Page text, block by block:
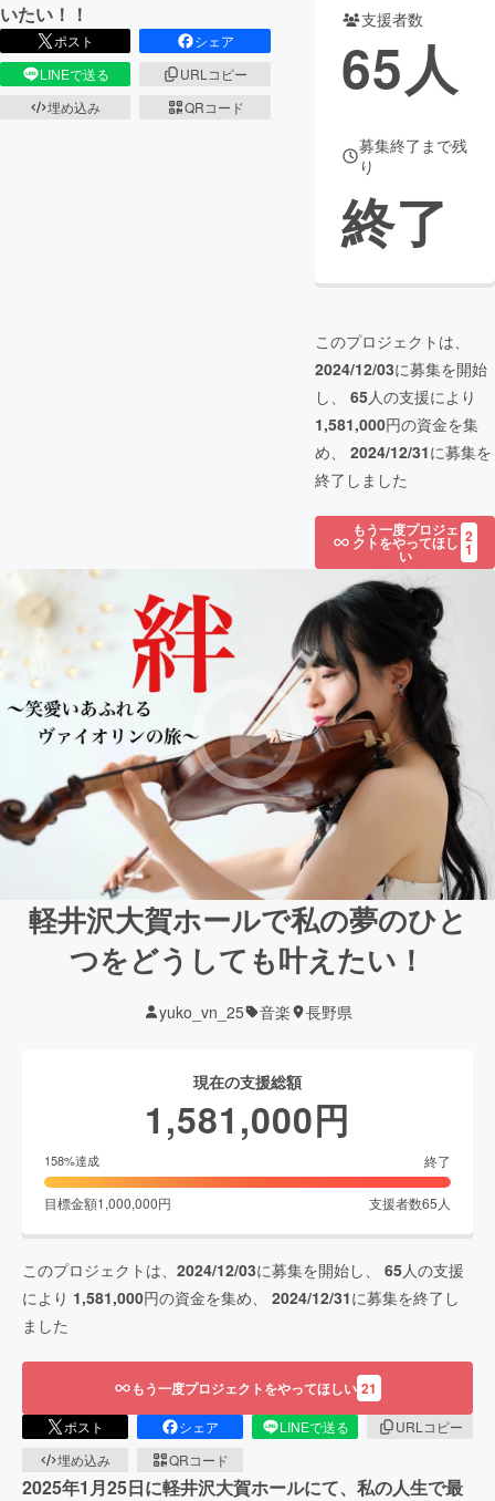
いたい！！
ポスト
シェア
LINEで送る
URLコピー
埋め込み
QRコード
支援者数
65人
募集終了まで残
り
終了
このプロジェクトは、
2024/12/03に募集を開始
し、 65人の支援により
1,581,000円の資金を集
め、 2024/12/31に募集を
終了しました
もう一度プロジェ
クトをやってほし
い
2
1
軽井沢大賀ホールで私の夢のひと
つをどうしても叶えたい！
yuko_vn_25 音楽 長野県
現在の支援総額
1,581,000円
158%達成 終了
目標金額1,000,000円 支援者数65 人
このプロジェクトは、 2024/12/03に募集を開始し、 65人の支援
により 1,581,000円の資金を集め、 2024/12/31に募集を終了し
ました
もう一度プロジェクトをやってほしい 21
ポスト シェア LINEで送る
URLコピー
埋め込み
QRコード
2025年1月25日に軽井沢大賀ホールにて、私の人生で最